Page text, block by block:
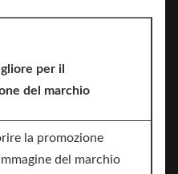
per il
del marchio
la promozione
del marchio